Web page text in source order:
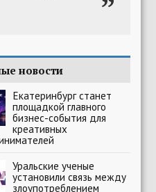
новости
Екатеринбург станет
площадкой главного
бизнес-события для
креативных
Уральские ученые
установили связь между
злоупотреблением